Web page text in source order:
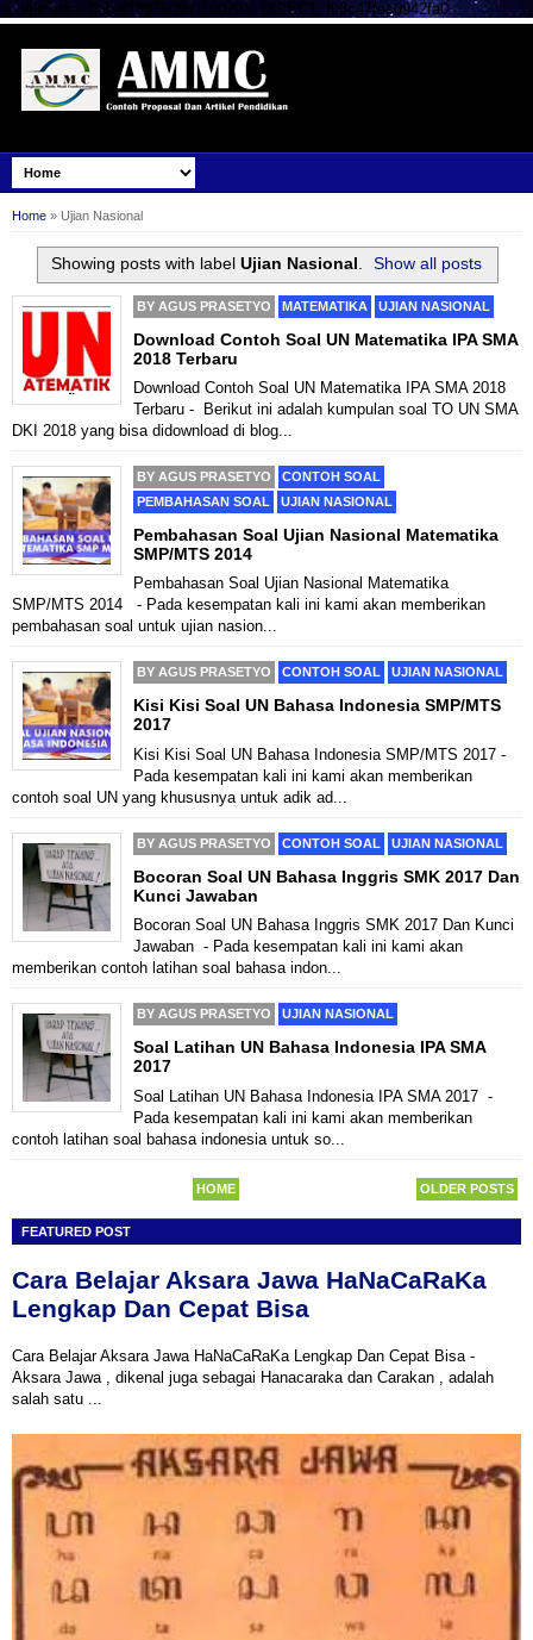
google.com, pub-4169750801100201, DIRECT, f08c47fec0942fa0
Home » Ujian Nasional
Showing posts with label Ujian Nasional. Show all posts
BY AGUS PRASETYO MATEMATIKA UJIAN NASIONAL
Download Contoh Soal UN Matematika IPA SMA
2018 Terbaru
Download Contoh Soal UN Matematika IPA SMA 2018
Terbaru - Berikut ini adalah kumpulan soal TO UN SMA
DKI 2018 yang bisa didownload di blog...
BY AGUS PRASETYO
CONTOH SOAL
PEMBAHASAN SOAL
UJIAN NASIONAL
Pembahasan Soal Ujian Nasional Matematika
SMP/MTS 2014
Pembahasan Soal Ujian Nasional Matematika
SMP/MTS 2014 - Pada kesempatan kali ini kami akan memberikan
pembahasan soal untuk ujian nasion...
BY AGUS PRASETYO CONTOH SOAL UJIAN NASIONAL
Kisi Kisi Soal UN Bahasa Indonesia SMP/MTS
2017
Kisi Kisi Soal UN Bahasa Indonesia SMP/MTS 2017 -
Pada kesempatan kali ini kami akan memberikan
contoh soal UN yang khususnya untuk adik ad...
BY AGUS PRASETYO CONTOH SOAL UJIAN NASIONAL
Bocoran Soal UN Bahasa Inggris SMK 2017 Dan
Kunci Jawaban
Bocoran Soal UN Bahasa Inggris SMK 2017 Dan Kunci
Jawaban - Pada kesempatan kali ini kami akan
memberikan contoh latihan soal bahasa indon...
BY AGUS PRASETYO UJIAN NASIONAL
Soal Latihan UN Bahasa Indonesia IPA SMA
2017
Soal Latihan UN Bahasa Indonesia IPA SMA 2017 -
Pada kesempatan kali ini kami akan memberikan
contoh latihan soal bahasa indonesia untuk so...
OLDER POSTS
HOME
FEATURED POST
Cara Belajar Aksara Jawa HaNaCaRaKa
Lengkap Dan Cepat Bisa
Cara Belajar Aksara Jawa HaNaCaRaKa Lengkap Dan Cepat Bisa -
Aksara Jawa , dikenal juga sebagai Hanacaraka dan Carakan , adalah
salah satu ...